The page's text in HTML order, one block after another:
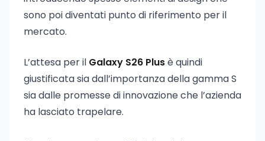
sono poi diventati punto di riferimento per il
mercato.
L’attesa per il Galaxy S26 Plusè quindi
giustificata sia dall’importanza della gamma S
sia dalle promesse di innovazione che l’azienda
ha lasciato trapelare.